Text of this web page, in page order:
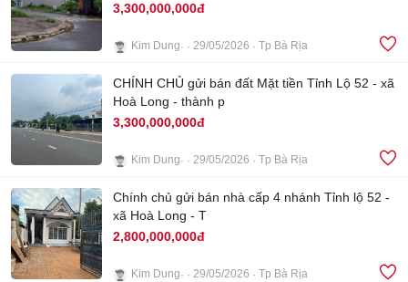
3,300,000,000đ
Kim Dung 29/05/2026 Tp Bà Rịa
CHÍNH CHỦ gửi bán đất Mặt tiền Tỉnh Lộ 52 - xã
Hoà Long - thành p
3,300,000,000đ
Kim Dung 29/05/2026 Tp Bà Rịa
Chính chủ gửi bán nhà cấp 4 nhánh Tỉnh lộ 52 -
xã Hoà Long - T
2,800,000,000đ
Kim Dung 29/05/2026 Tp Bà Rịa